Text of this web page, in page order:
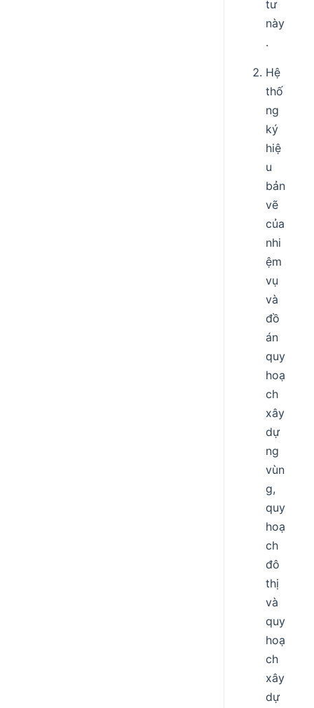
tư
này
.
Hệ
thố
ng
ký
hiệ
u
bản
vẽ
của
nhi
ệm
vụ
và
đồ
án
quy
hoạ
ch
xây
dự
ng
vùn
g,
quy
hoạ
ch
đô
thị
và
quy
hoạ
ch
xây
dự